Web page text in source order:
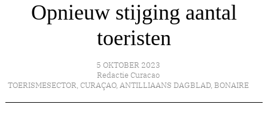
Opnieuw stijging aantal
toeristen
5 OKTOBER 2023
Redactie Curacao
TOERISMESECTOR, CURAÇAO, ANTILLIAANS DAGBLAD, BONAIRE